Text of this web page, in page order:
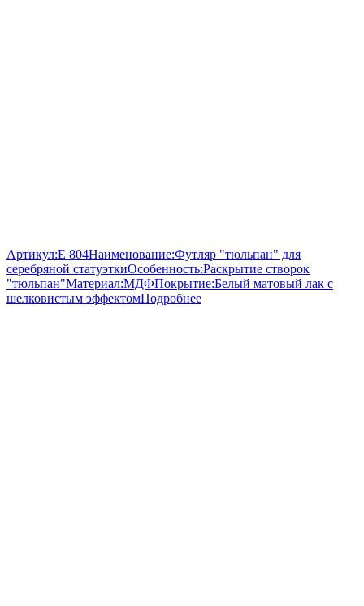
Артикул:E 804Наименование:Футляр "тюльпан" для
серебряной статуэткиОсобенность:Раскрытие створок
"тюльпан"Материал:МДФПокрытие:Белый матовый лак с
шелковистым эффектомПодробнее